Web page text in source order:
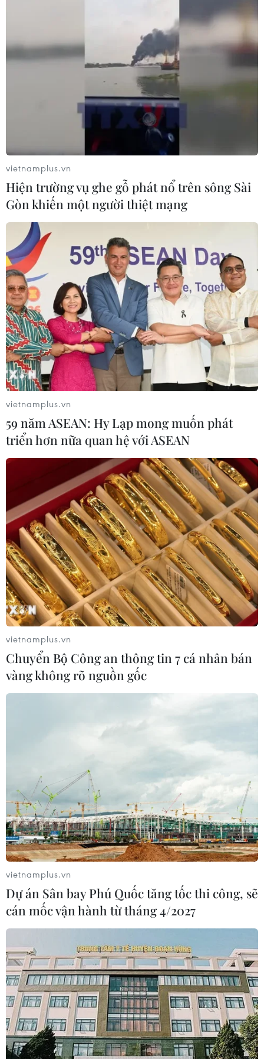
TIN CÙNG CHUYÊN MỤC
Xe tải va chạm xe máy tại Đắk Lắk
làm hai người thương vong
Chuyển Bộ Công an thông tin 7 cá
nhân bán vàng không rõ nguồn gốc
08/08/2026 14:37
Olympic Trí tuệ nhân
tạo quốc tế 2026: 7/8 học sinh Việt
Nam đoạt huy chương
Áp thấp nhiệt đới đã suy yếu thành
một vùng áp thấp
08/08/2026 14:19
vietnamplus.vn
Hiện trường vụ ghe gỗ phát nổ trên sông Sài
Gòn khiến một người thiệt mạng
vietnamplus.vn
59 năm ASEAN: Hy Lạp mong muốn phát
triển hơn nữa quan hệ với ASEAN
vietnamplus.vn
Chuyển Bộ Công an thông tin 7 cá nhân bán
vàng không rõ nguồn gốc
vietnamplus.vn
Dự án Sân bay Phú Quốc tăng tốc thi công, sẽ
cán mốc vận hành từ tháng 4/2027